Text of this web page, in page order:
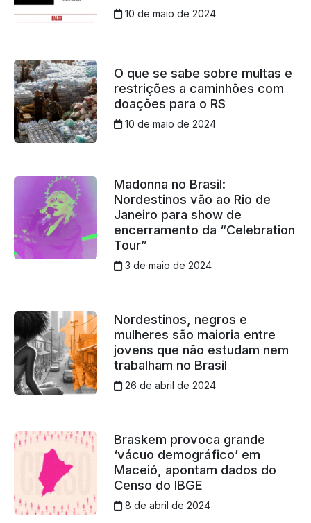
10 de maio de 2024
O que se sabe sobre multas e
restrições a caminhões com
doações para o RS
10 de maio de 2024
Madonna no Brasil:
Nordestinos vão ao Rio de
Janeiro para show de
encerramento da “Celebration
Tour”
3 de maio de 2024
Nordestinos, negros e
mulheres são maioria entre
jovens que não estudam nem
trabalham no Brasil
26 de abril de 2024
Braskem provoca grande
‘vácuo demográfico’ em
Maceió, apontam dados do
Censo do IBGE
8 de abril de 2024